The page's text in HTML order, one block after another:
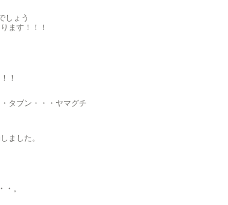
しょう
ます！！！
！
タブン・・・ヤマグチ
ました。
。